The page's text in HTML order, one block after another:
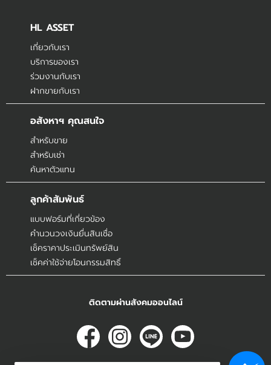
HL ASSET
เกี่ยวกับเรา
บริการของเรา
ร่วมงานกับเรา
ฝากขายกับเรา
อสังหาฯ คุณสนใจ
สำหรับขาย
สำหรับเช่า
ค้นหาตัวแทน
ลูกค้าสัมพันธ์
แบบฟอร์มที่เกี่ยวข้อง
คำนวนวงเงินยื่นสินเชื่อ
เช็คราคาประเมินทรัพย์สิน
เช็คค่าใช้จ่ายโอนกรรมสิทธิ์
ติดตามผ่านสังคมออนไลน์